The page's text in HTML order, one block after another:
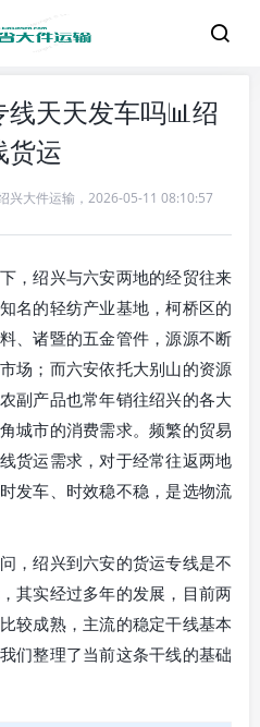
天天发车吗📊绍
货运
兴大件运输 ， 2026-05-11 08:10:57
，绍兴与六安两地的经贸往来
名的轻纺产业基地，柯桥区的
、诸暨的五金管件，源源不断
场；而六安依托大别山的资源
副产品也常年销往绍兴的各大
城市的消费需求。频繁的贸易
货运需求，对于经常往返两地
发车、时效稳不稳，是选物流
，绍兴到六安的货运专线是不
其实经过多年的发展，目前两
较成熟，主流的稳定干线基本
们整理了当前这条干线的基础